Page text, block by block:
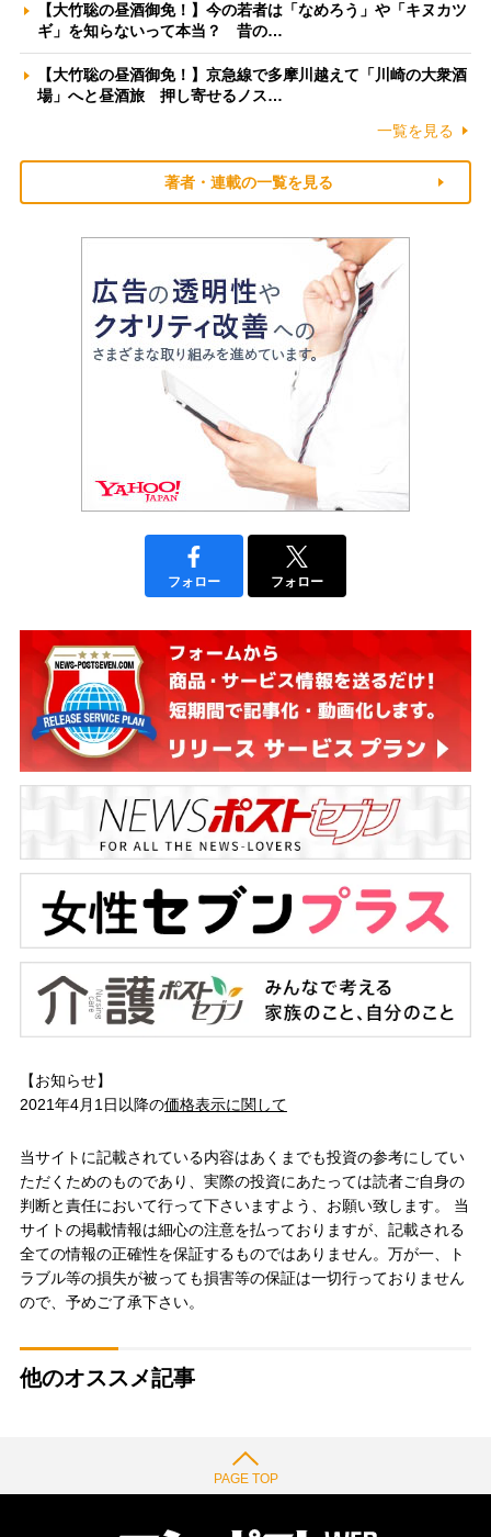
【大竹聡の昼酒御免！】今の若者は「なめろう」や「キヌカツ
ギ」を知らないって本当？ 昔の…
【大竹聡の昼酒御免！】京急線で多摩川越えて「川崎の大衆酒
場」へと昼酒旅 押し寄せるノス…
一覧を見る
著者・連載の一覧を見る
フォロー フォロー
【お知らせ】
2021年4月1日以降の価格表示に関して
当サイトに記載されている内容はあくまでも投資の参考にしてい
ただくためのものであり、実際の投資にあたっては読者ご自身の
判断と責任において行って下さいますよう、お願い致します。 当
サイトの掲載情報は細心の注意を払っておりますが、記載される
全ての情報の正確性を保証するものではありません。万が一、ト
ラブル等の損失が被っても損害等の保証は一切行っておりません
ので、予めご了承下さい。
他のオススメ記事
PAGE TOP